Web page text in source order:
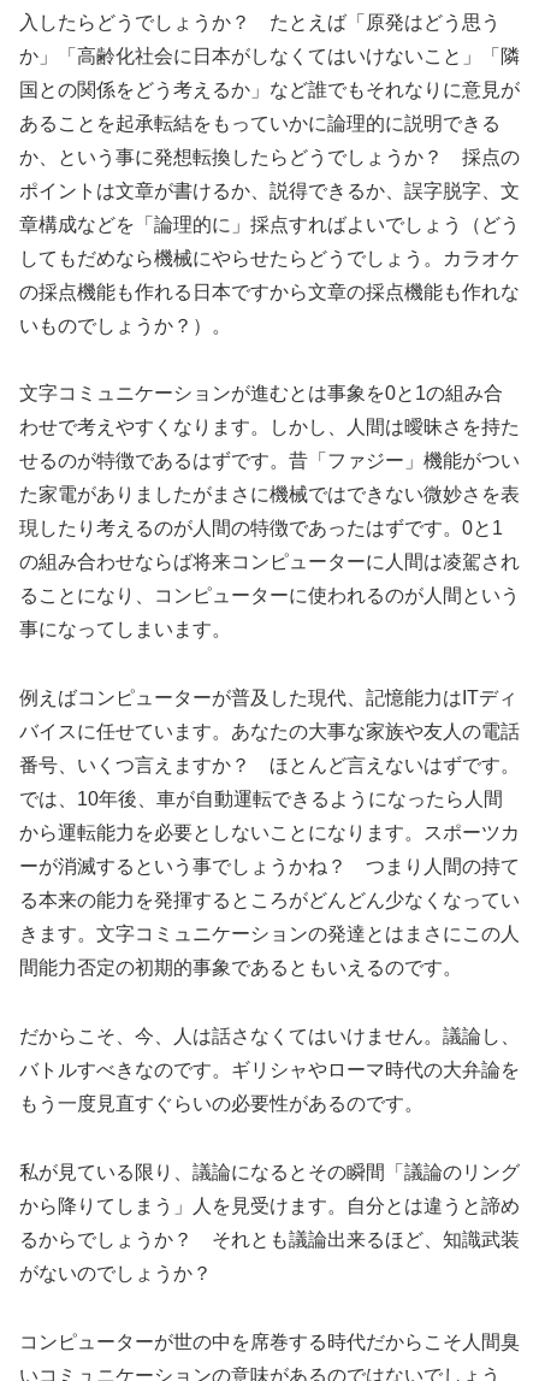
入したらどうでしょうか？ たとえば「原発はどう思う
か」「高齢化社会に日本がしなくてはいけないこと」「隣
国との関係をどう考えるか」など誰でもそれなりに意見が
あることを起承転結をもっていかに論理的に説明できる
か、という事に発想転換したらどうでしょうか？ 採点の
ポイントは文章が書けるか、説得できるか、誤字脱字、文
章構成などを「論理的に」採点すればよいでしょう（どう
してもだめなら機械にやらせたらどうでしょう。カラオケ
の採点機能も作れる日本ですから文章の採点機能も作れな
いものでしょうか？）。
文字コミュニケーションが進むとは事象を0と1の組み合
わせで考えやすくなります。しかし、人間は曖昧さを持た
せるのが特徴であるはずです。昔「ファジー」機能がつい
た家電がありましたがまさに機械ではできない微妙さを表
現したり考えるのが人間の特徴であったはずです。0と1
の組み合わせならば将来コンピューターに人間は凌駕され
ることになり、コンピューターに使われるのが人間という
事になってしまいます。
例えばコンピューターが普及した現代、記憶能力はITディ
バイスに任せています。あなたの大事な家族や友人の電話
番号、いくつ言えますか？ ほとんど言えないはずです。
では、10年後、車が自動運転できるようになったら人間
から運転能力を必要としないことになります。スポーツカ
ーが消滅するという事でしょうかね？ つまり人間の持て
る本来の能力を発揮するところがどんどん少なくなってい
きます。文字コミュニケーションの発達とはまさにこの人
間能力否定の初期的事象であるともいえるのです。
だからこそ、今、人は話さなくてはいけません。議論し、
バトルすべきなのです。ギリシャやローマ時代の大弁論を
もう一度見直すぐらいの必要性があるのです。
私が見ている限り、議論になるとその瞬間「議論のリング
から降りてしまう」人を見受けます。自分とは違うと諦め
るからでしょうか？ それとも議論出来るほど、知識武装
がないのでしょうか？
コンピューターが世の中を席巻する時代だからこそ人間臭
いコミュニケーションの意味があるのではないでしょう